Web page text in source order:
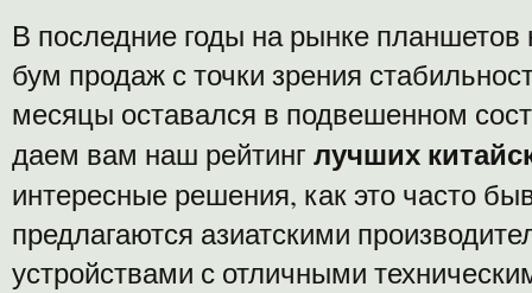
В последние годы на рынке
бум продаж с точки зрения
месяцы оставался в подвешенном
даем вам наш рейтинг лучших
интересные решения, как это часто
предлагаются азиатскими
устройствами с отличными